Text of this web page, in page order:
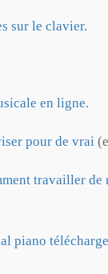
sur le clavier.
en ligne.
pour de vrai
travailler de
piano